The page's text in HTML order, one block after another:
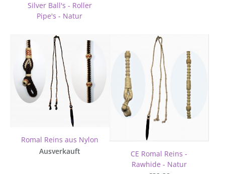
Silver Ball's - Roller
Pipe's - Natur
Romal Reins aus Nylon
Ausverkauft
CE Romal Reins -
Rawhide - Natur